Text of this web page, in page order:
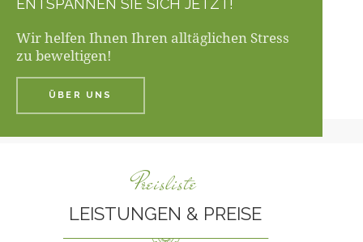
ENTSPANNEN SIE SICH JETZT!
Wir helfen Ihnen Ihren alltäglichen Stress
zu beweltigen!
ÜBER UNS
Preisliste
LEISTUNGEN & PREISE